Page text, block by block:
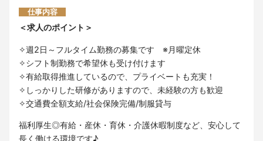
仕事内容
＜求人のポイント＞
✧週2日～フルタイム勤務の募集です ※月曜定休
✧シフト制勤務で希望休も受け付けます
✧有給取得推進しているので、プライベートも充実！
✧しっかりした研修がありますので、未経験の方も歓迎
✧交通費全額支給/社会保険完備/制服貸与
福利厚生◎有給・産休・育休・介護休暇制度など、安心して
長く働ける環境です♪